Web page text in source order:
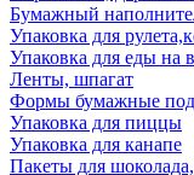
Бумажный
Упаковка для
Упаковка для еды на
Ленты, шпагат
Формы бумажные
Упаковка для пиццы
Упаковка для канапе
Пакеты для